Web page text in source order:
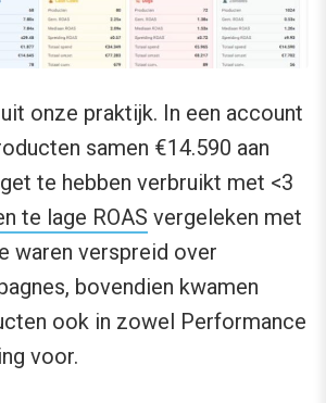
onze praktijk. In een account
samen €14.590 aan
te hebben verbruikt met <3
te lage ROAS vergeleken met
waren verspreid over
bovendien kwamen
ook in zowel Performance
voor.